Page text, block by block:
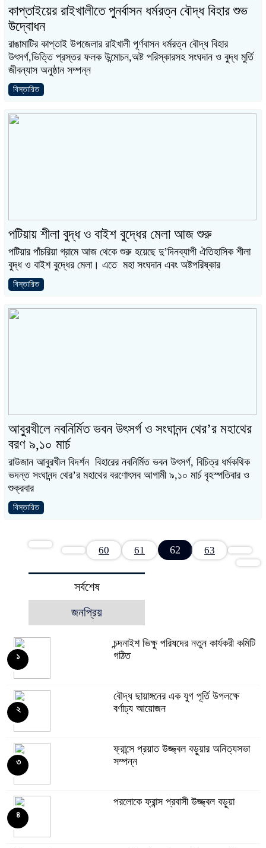
কাপ্তাইয়ের রাইখালীতে পুনর্বাসন ধর্মরত্ন বৌদ্ধ বিহার শুভ
উদ্বোধন
রাঙামাটির কাপ্তাই উপজেলার রাইখালী পূর্ণবাসন ধর্মরত্ন বৌদ্ধ বিহার
উৎসর্গ,ভিত্তি প্রস্তর ফলক উন্মোচন,অষ্ট পরিস্কারসহ সংঘদান ও বুদ্ধ মুর্তি
জীবন্যাস অনুষ্ঠান সম্পন্ন
বিস্তারিত
পটিয়ায় শীলা বুদ্ধ ও বাইশ বুদ্ধের মেলা আজ শুরু
পটিয়ার পাঁচরিয়া গ্রামে আজ থেকে শুরু হয়েছে দু’দিনব্যাপী ঐতিহাসিক শীলা
বুদ্ধ ও বাইশ বুদ্ধের মেলা। এতে মহা সংঘদান এবং অষ্টপরিষ্কার
বিস্তারিত
আবুরখীলে নবনির্মিত ভবন উৎসর্গ ও সংঘানন্দ থের’র মহাথের
বরণ ৯,১০ মার্চ
রাউজান আবুরখীল বিদর্শন বিহারের নবনির্মিত ভবন উৎসর্গ, বিচিত্র ধর্মকথিক
ভদন্ত সংঘানন্দ থের’র মহাথের বরণোৎসব আগামী ৯,১০ মার্চ বৃহস্পতিবার ও
শুক্রবার
বিস্তারিত
60 61 62 63
সর্বশেষ
জনপ্রিয়
চন্দনাইশ ভিক্ষু পরিষদের নতুন কার্যকরী কমিটি
গঠিত
১
বৌদ্ধ ছায়াঙ্গনের এক যুগ পূর্তি উপলক্ষে
বর্ণাঢ্য আয়োজন
২
ফ্রান্সে প্রয়াত উজ্জ্বল বড়ুয়ার অনিত্যসভা
সম্পন্ন
৩
পরলোকে ফ্রান্স প্রবাসী উজ্জ্বল বড়ুয়া
৪